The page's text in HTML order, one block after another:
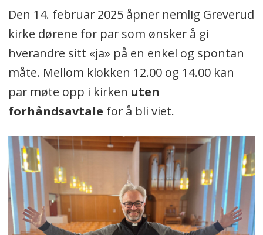
Den 14. februar 2025 åpner nemlig Greverud
kirke dørene for par som ønsker å gi
hverandre sitt «ja» på en enkel og spontan
måte. Mellom klokken 12.00 og 14.00 kan
par møte opp i kirken uten
forhåndsavtale for å bli viet.